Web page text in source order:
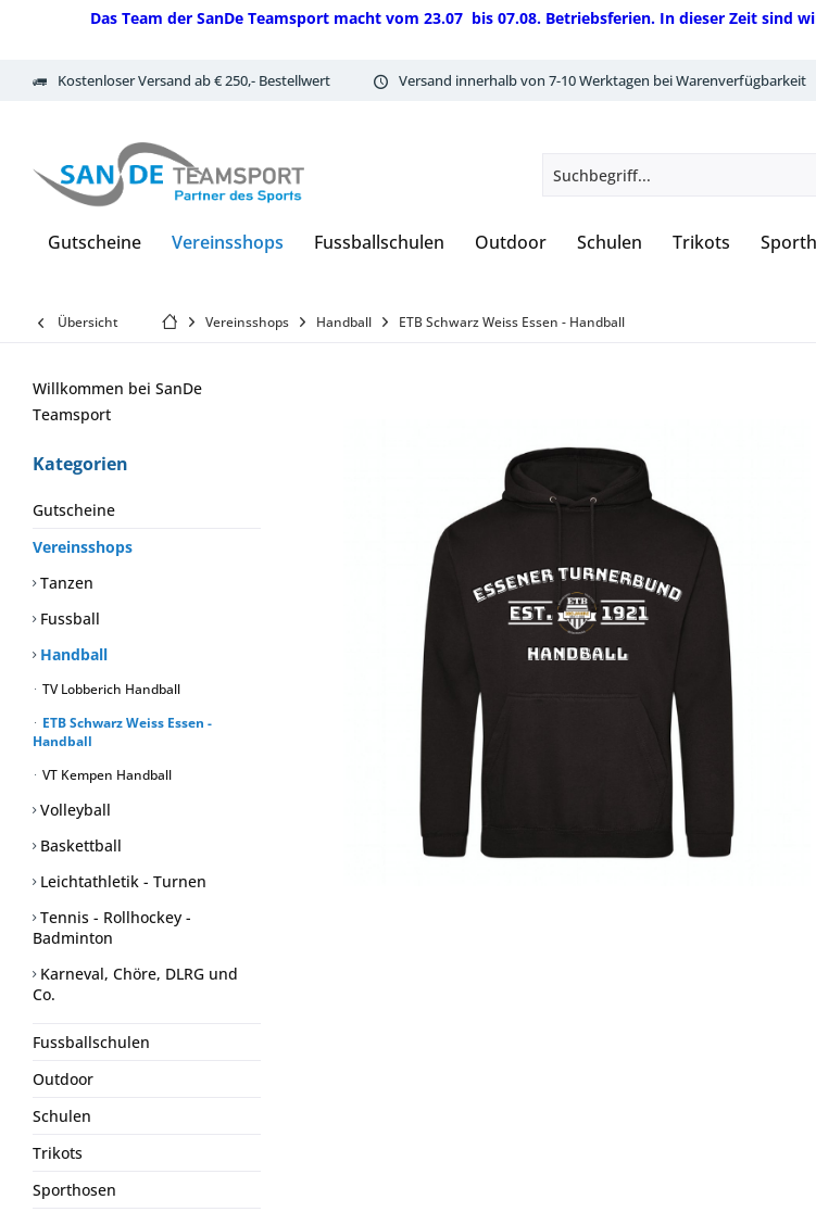
Das Team der SanDe Teamsport macht vom 23.07 bis 07.08. Betriebsferien. In dieser Zeit
Kostenloser Versand ab € 250,- Bestellwert Versand innerhalb von 7-10 Werktagen bei Warenverfügbarkeit
Gutscheine Vereinsshops Fussballschulen Outdoor Schulen Trikots
Übersicht Vereinsshops Handball ETB Schwarz Weiss Essen - Handball
Willkommen bei SanDe
Teamsport
Kategorien
Gutscheine
Vereinsshops
Tanzen
Fussball
Handball
TV Lobberich Handball
ETB Schwarz Weiss Essen -
Handball
VT Kempen Handball
Volleyball
Baskettball
Leichtathletik - Turnen
Tennis - Rollhockey -
Badminton
Karneval, Chöre, DLRG und
Co.
Fussballschulen
Outdoor
Schulen
Trikots
Sporthosen